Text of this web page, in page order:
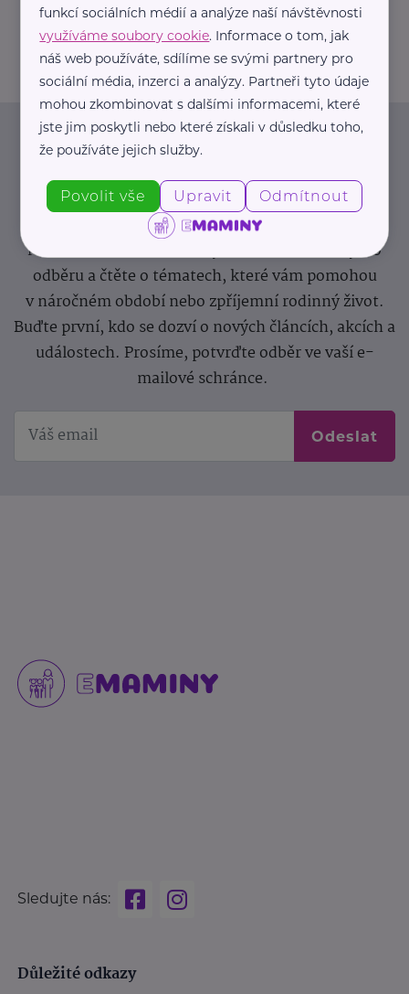
info@zdravotnicke-potreby.cz
Newsletter
Pravidelný přísun novinek, inspirace na každý den,
podpora pro rodiče i sdílení zkušeností. Takový je
Newsletter webu eMaminy.cz. Přihlaste se k jeho
odběru a čtěte o tématech, které vám pomohou
v náročném období nebo zpříjemní rodinný život.
Buďte první, kdo se dozví o nových článcích, akcích a
událostech. Prosíme, potvrďte odběr ve vaší e-
mailové schránce.
Odeslat
Sledujte nás:
Důležité odkazy
funkcí sociálních médií a analýze naší návštěvnosti
využíváme soubory cookie. Informace o tom, jak
náš web používáte, sdílíme se svými partnery pro
sociální média, inzerci a analýzy. Partneři tyto údaje
mohou zkombinovat s dalšími informacemi, které
jste jim poskytli nebo které získali v důsledku toho,
že používáte jejich služby.
Povolit vše Upravit Odmítnout